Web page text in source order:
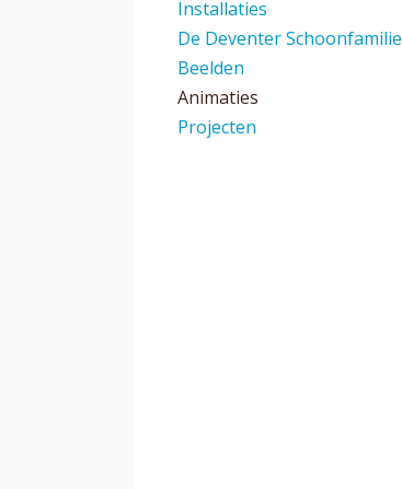
Installaties
De Deventer Schoonfamilie
Beelden
Animaties
Projecten